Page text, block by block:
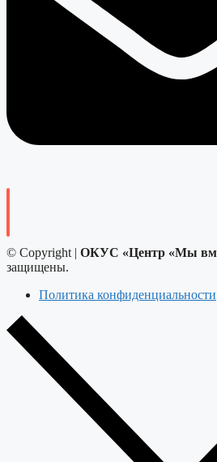
© Copyright | ОКУС «Центр «Мы
защищены.
Политика конфиденциальности